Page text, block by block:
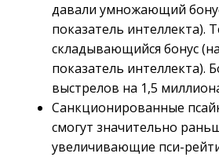
давали умножающий
показатель интеллекта).
складывающийся бонус
показатель интеллекта).
выстрелов на 1,5
Санкционированные
смогут значительно
увеличивающие пси-